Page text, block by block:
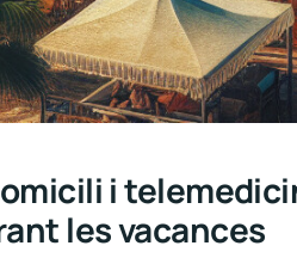
i
les vacances